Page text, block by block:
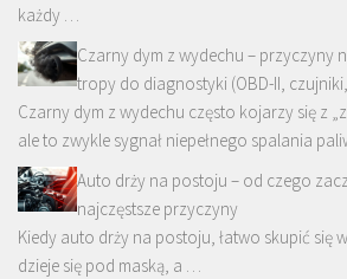
każdy …
Czarny dym z wydechu – przyczyny
tropy do diagnostyki (OBD-II, czujniki,
Czarny dym z wydechu często kojarzy się z
ale to zwykle sygnał niepełnego spalania
Auto drży na postoju – od czego
najczęstsze przyczyny
Kiedy auto drży na postoju, łatwo skupić się
dzieje się pod maską, a …